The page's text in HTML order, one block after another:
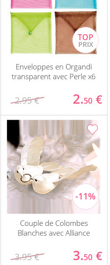
Enveloppes en Organdi
transparent avec Perle x6
2.95 € 2.50 €
Couple de Colombes
Blanches avec Alliance
3.95 € 3.50 €